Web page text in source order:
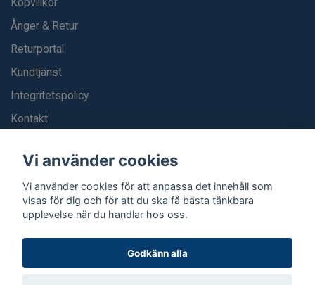
Ånger & Retur
Returportal
Kundtjänst
Integritetspolicy
Kontakt
Vi använder cookies
Vi använder cookies för att anpassa det innehåll som
visas för dig och för att du ska få bästa tänkbara
upplevelse när du handlar hos oss.
Godkänn alla